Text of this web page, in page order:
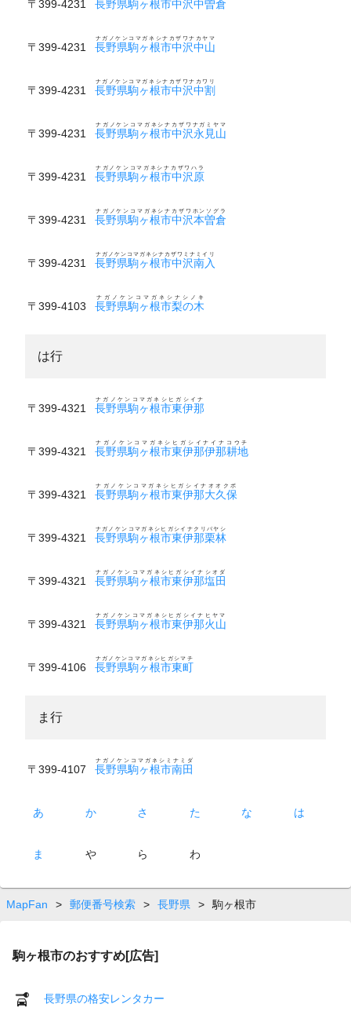
〒399-4231 長野県駒ヶ根市中沢中曽倉
〒399-4231 長野県駒ヶ根市中沢中山
ナガノケンコマガネシナカザワナカヤマ
〒399-4231 長野県駒ヶ根市中沢中割
ナガノケンコマガネシナカザワナカワリ
〒399-4231 長野県駒ヶ根市中沢永見山
ナガノケンコマガネシナカザワナガミヤマ
〒399-4231 長野県駒ヶ根市中沢原
ナガノケンコマガネシナカザワハラ
〒399-4231 長野県駒ヶ根市中沢本曽倉
ナガノケンコマガネシナカザワホンソグラ
〒399-4231 長野県駒ヶ根市中沢南入
ナガノケンコマガネシナカザワミナミイリ
〒399-4103 長野県駒ヶ根市梨の木
ナガノケンコマガネシナシノキ
は行
〒399-4321 長野県駒ヶ根市東伊那
ナガノケンコマガネシヒガシイナ
〒399-4321 長野県駒ヶ根市東伊那伊那耕地
ナガノケンコマガネシヒガシイナイナコウチ
〒399-4321 長野県駒ヶ根市東伊那大久保
ナガノケンコマガネシヒガシイナオオクボ
〒399-4321 長野県駒ヶ根市東伊那栗林
ナガノケンコマガネシヒガシイナクリバヤシ
〒399-4321 長野県駒ヶ根市東伊那塩田
ナガノケンコマガネシヒガシイナシオダ
〒399-4321 長野県駒ヶ根市東伊那火山
ナガノケンコマガネシヒガシイナヒヤマ
〒399-4106 長野県駒ヶ根市東町
ナガノケンコマガネシヒガシマチ
ま行
〒399-4107 長野県駒ヶ根市南田
ナガノケンコマガネシミナミダ
あ か さ た な は
ま や ら わ
MapFan > 郵便番号検索 > 長野県 > 駒ヶ根市
駒ヶ根市のおすすめ[広告]
長野県の格安レンタカー